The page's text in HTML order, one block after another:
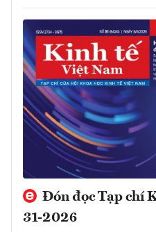
Đón đọc Tạp chí
31-2026